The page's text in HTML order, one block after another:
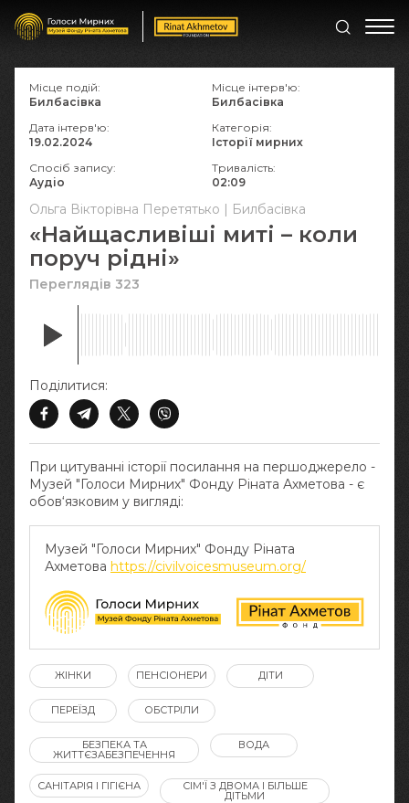
Ольга Вікторівна Перетятько | Билбасівка
«Найщасливіші миті – коли
поруч рідні»
Переглядів 323
При цитуванні історії посилання на першоджерело -
Музей "Голоси Мирних" Фонду Ріната Ахметова - є
обов‘язковим у вигляді:
Музей "Голоси Мирних" Фонду Ріната
Ахметова https://civilvoicesmuseum.org/
Поділитися:
Місце подій:
Билбасівка
Місце інтерв'ю:
Билбасівка
Дата інтерв'ю:
19.02.2024
Категорія:
Історії мирних
Спосіб запису:
Аудіо
Тривалість:
02:09
ЖІНКИ ПЕНСІОНЕРИ ДІТИ
ПЕРЕЇЗД ОБСТРІЛИ
БЕЗПЕКА ТА
ЖИТТЄЗАБЕЗПЕЧЕННЯ
ВОДА
САНІТАРІЯ І ГІГІЄНА СІМ'Ї З ДВОМА І БІЛЬШЕ
ДІТЬМИ